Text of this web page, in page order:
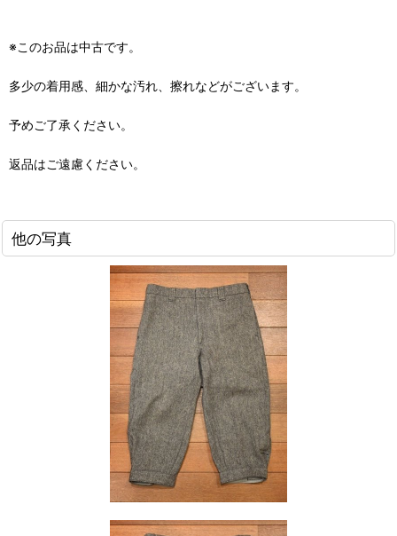
※このお品は中古です。
多少の着用感、細かな汚れ、擦れなどがございます。
予めご了承ください。
返品はご遠慮ください。
他の写真